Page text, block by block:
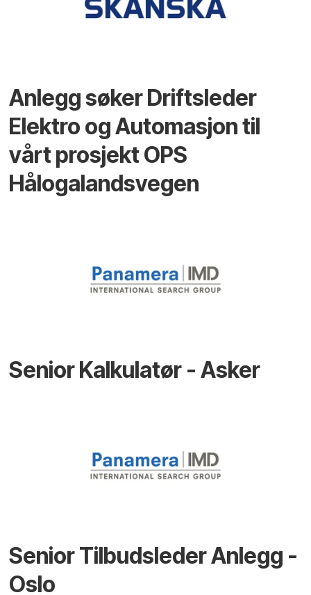
Anlegg søker Driftsleder
Elektro og Automasjon til
vårt prosjekt OPS
Hålogalandsvegen
Senior Kalkulatør - Asker
Senior Tilbudsleder Anlegg -
Oslo